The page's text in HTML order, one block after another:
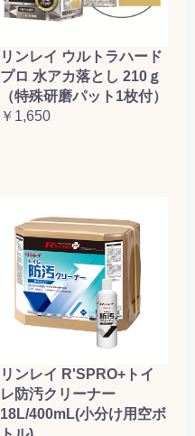
リンレイ ウルトラハード
プロ 水アカ落とし 210ｇ
（特殊研磨パット1枚付）
￥1,650
リンレイ R'SPRO+トイ
レ防汚クリーナー
18L/400mL(小分け用空ボ